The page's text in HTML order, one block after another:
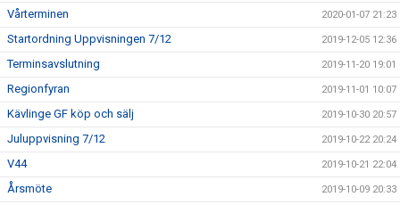
Vårterminen 2020-01-07 21:23
Startordning Uppvisningen 7/12 2019-12-05 12:36
Terminsavslutning 2019-11-20 19:01
Regionfyran 2019-11-01 10:07
Kävlinge GF köp och sälj 2019-10-30 20:57
Juluppvisning 7/12 2019-10-22 20:24
V44 2019-10-21 22:04
Årsmöte 2019-10-09 20:33